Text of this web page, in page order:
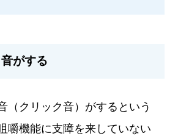
がする
（クリック音）がするという
嚼機能に支障を来していない